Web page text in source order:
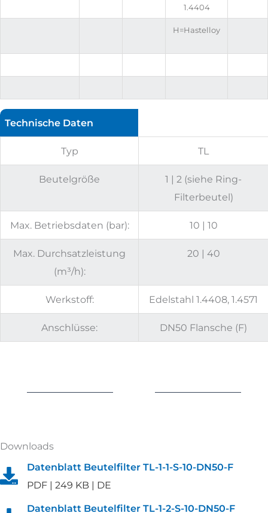
1.4404
H=Hastelloy
Technische Daten
Typ TL
Beutelgröße
1 | 2 (siehe Ring-
Filterbeutel)
Max. Betriebsdaten (bar): 10 | 10
Max. Durchsatzleistung
(m³/h):
20 | 40
Werkstoff: Edelstahl 1.4408, 1.4571
Anschlüsse: DN50 Flansche (F)
Downloads
Datenblatt Beutelfilter TL-1-1-S-10-DN50-F
PDF | 249 KB | DE
Datenblatt Beutelfilter TL-1-2-S-10-DN50-F